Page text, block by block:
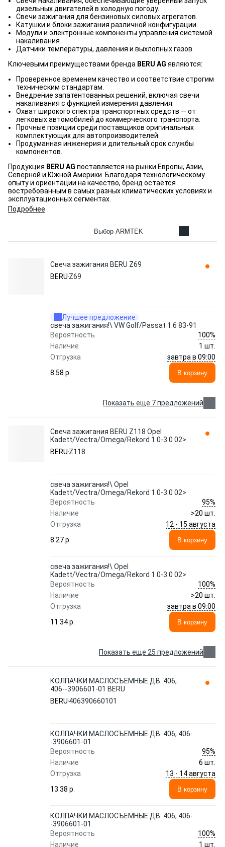
дизельных двигателей в холодную погоду.
Свечи зажигания для бензиновых силовых агрегатов.
Катушки и блоки зажигания различной конфигурации.
Модули и электронные компоненты управления системой
накаливания.
Датчики температуры, давления и выхлопных газов.
Ключевыми преимуществами бренда BERU AG являются:
Проверенное временем качество и соответствие строгим
техническим стандартам.
Внедрение запатентованных решений, включая свечи
накаливания с функцией измерения давления.
Охват широкого спектра транспортных средств — от
легковых автомобилей до коммерческого транспорта.
Прочные позиции среди поставщиков оригинальных
комплектующих для автопроизводителей.
Продуманная инженерия и длительный срок службы
компонентов.
Продукция BERU AG поставляется на рынки Европы, Азии,
Северной и Южной Америки. Благодаря технологическому
опыту и ориентации на качество, бренд остаётся
востребованным в самых разных климатических условиях и
эксплуатационных сегментах.
Подробнее
Выбор ARMTEK
Свеча зажигания BERU Z69
BERU Z69
Лучшее предложение
свеча зажигания!\ VW Golf/Passat 1.6 83-91
Вероятность
100%
Наличие
1 шт.
Отгрузка
завтра в 09:00
8.58 p.
В корзину
Показать еще 7 предложений
Свеча зажигания BERU Z118 Opel
Kadett/Vectra/Omega/Rekord 1.0-3.0 02>
BERU Z118
свеча зажигания!\ Opel
Kadett/Vectra/Omega/Rekord 1.0-3.0 02>
Вероятность
95%
Наличие
>20 шт.
Отгрузка
12 - 15 августа
8.27 p.
В корзину
свеча зажигания!\ Opel
Kadett/Vectra/Omega/Rekord 1.0-3.0 02>
Вероятность
100%
Наличие
>20 шт.
Отгрузка
завтра в 09:00
11.34 p.
В корзину
Показать еще 25 предложений
КОЛПАЧКИ МАСЛОСЪЕМНЫЕ ДВ. 406,
406--3906601-01 BERU
BERU 406390660101
КОЛПАЧКИ МАСЛОСЪЕМНЫЕ ДВ. 406, 406-
-3906601-01
Вероятность
95%
Наличие
6 шт.
Отгрузка
13 - 14 августа
13.38 p.
В корзину
КОЛПАЧКИ МАСЛОСЪЕМНЫЕ ДВ. 406, 406-
-3906601-01
Вероятность
100%
Наличие
1 шт.